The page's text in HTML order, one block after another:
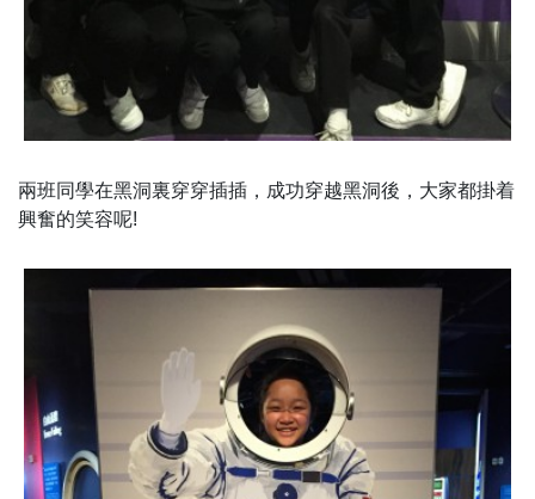
兩班同學在黑洞裏穿穿插插，成功穿越黑洞後，大家都掛着
興奮的笑容呢!